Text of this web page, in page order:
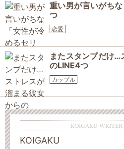
重い男が言いがち
つ
恋愛
またスタンプだけ…
のLINE4つ
カップル
KOIGAKU
KOIGAKU